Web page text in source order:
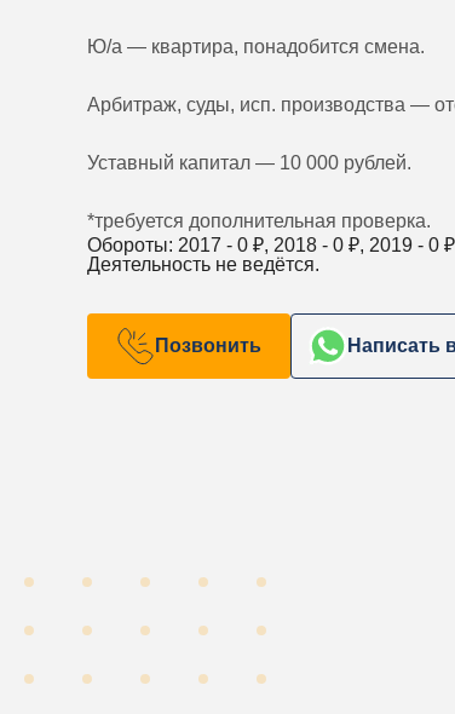
Ю/а — квартира, понадобится смена.
Арбитраж, суды, исп. производства —
Уставный капитал — 10 000 рублей.
*требуется дополнительная проверка.
Обороты: 2017 - 0 ₽, 2018 - 0 ₽, 2019 - 0
Деятельность не ведётся.
Позвонить Написать